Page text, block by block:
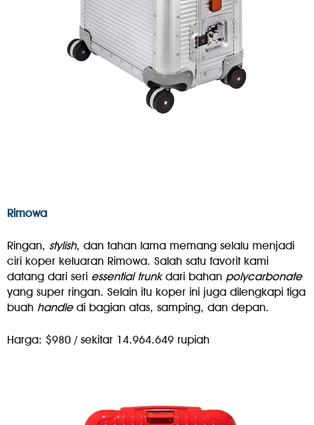
Rimowa
Ringan, stylish, dan tahan lama memang selalu menjadi
ciri koper keluaran Rimowa. Salah satu favorit kami
datang dari seri essential trunkdari bahan polycarbonate
yang super ringan. Selain itu koper ini juga dilengkapi tiga
buah handledi bagian atas, samping, dan depan.
Harga: $980 / sekitar 14.964.649 rupiah